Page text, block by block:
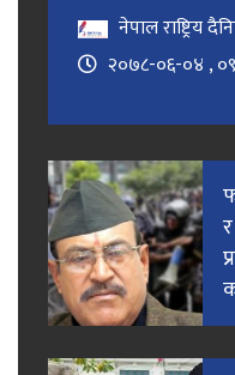
नेपाल राष्ट्रिय
२०७८-०६-०४ ,